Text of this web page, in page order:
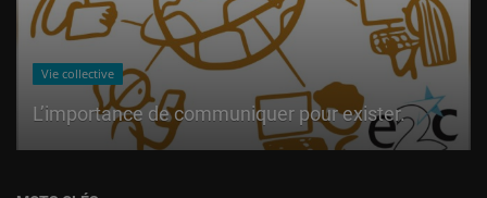
Vie collective
L’importance de communiquer pour exister.